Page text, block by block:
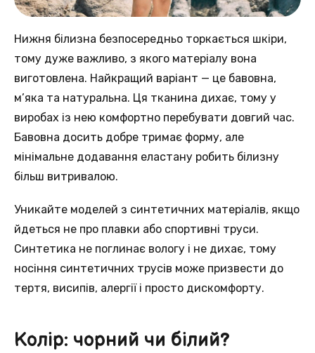
Нижня білизна безпосередньо торкається шкіри,
тому дуже важливо, з якого матеріалу вона
виготовлена. Найкращий варіант — це бавовна,
м’яка та натуральна. Ця тканина дихає, тому у
виробах із нею комфортно перебувати довгий час.
Бавовна досить добре тримає форму, але
мінімальне додавання еластану робить білизну
більш витривалою.
Уникайте моделей з синтетичних матеріалів, якщо
йдеться не про плавки або спортивні труси.
Синтетика не поглинає вологу і не дихає, тому
носіння синтетичних трусів може призвести до
тертя, висипів, алергії і просто дискомфорту.
Колір: чорний чи білий?